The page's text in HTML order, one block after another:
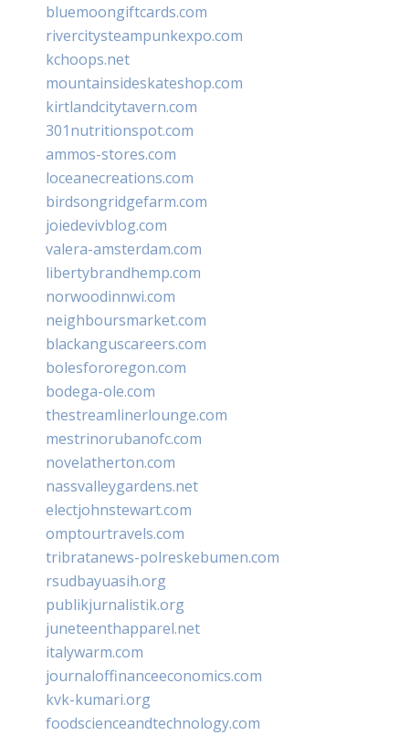
bluemoongiftcards.com
rivercitysteampunkexpo.com
kchoops.net
mountainsideskateshop.com
kirtlandcitytavern.com
301nutritionspot.com
ammos-stores.com
loceanecreations.com
birdsongridgefarm.com
joiedevivblog.com
valera-amsterdam.com
libertybrandhemp.com
norwoodinnwi.com
neighboursmarket.com
blackanguscareers.com
bolesfororegon.com
bodega-ole.com
thestreamlinerlounge.com
mestrinorubanofc.com
novelatherton.com
nassvalleygardens.net
electjohnstewart.com
omptourtravels.com
tribratanews-polreskebumen.com
rsudbayuasih.org
publikjurnalistik.org
juneteenthapparel.net
italywarm.com
journaloffinanceeconomics.com
kvk-kumari.org
foodscienceandtechnology.com